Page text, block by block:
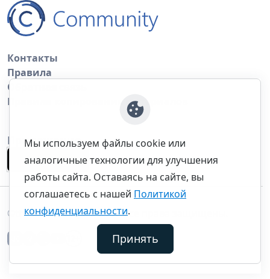
Контакты
Правила
Обратная связь
Правила копирования материалов
Приложение
©thecommunity.ru 2026. Все права защищены.
Мы используем файлы cookie или
аналогичные технологии для улучшения
работы сайта. Оставаясь на сайте, вы
соглашаетесь с нашей Политикой
конфиденциальности.
Принять